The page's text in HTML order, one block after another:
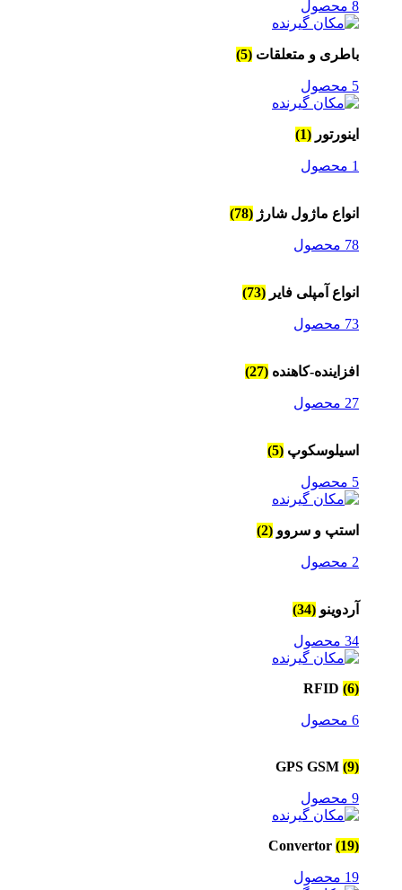
8 محصول
باطری و متعلقات (5)
5 محصول
اینورتور (1)
1 محصول
انواع ماژول شارژ (78)
78 محصول
انواع آمپلی فایر (73)
73 محصول
افزاینده-کاهنده (27)
27 محصول
اسیلوسکوپ (5)
5 محصول
استپ و سروو (2)
2 محصول
آردوینو (34)
34 محصول
RFID (6)
6 محصول
GPS GSM (9)
9 محصول
Convertor (19)
19 محصول